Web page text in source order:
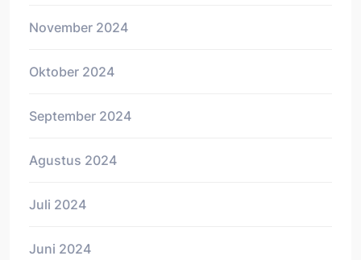
November 2024
Oktober 2024
September 2024
Agustus 2024
Juli 2024
Juni 2024